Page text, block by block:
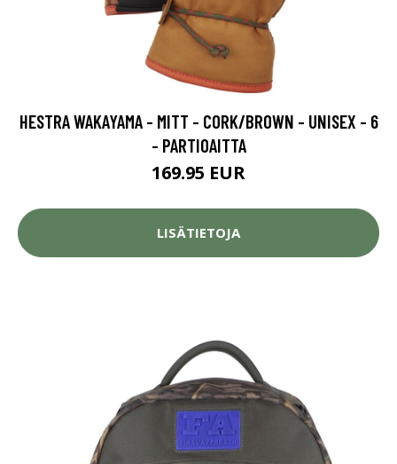
HESTRA WAKAYAMA - MITT - CORK/BROWN - UNISEX - 6
- PARTIOAITTA
169.95 EUR
LISÄTIETOJA